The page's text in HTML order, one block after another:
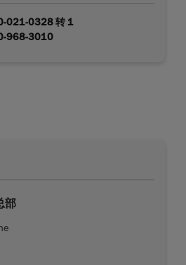
021-0328 转 1
968-3010
部